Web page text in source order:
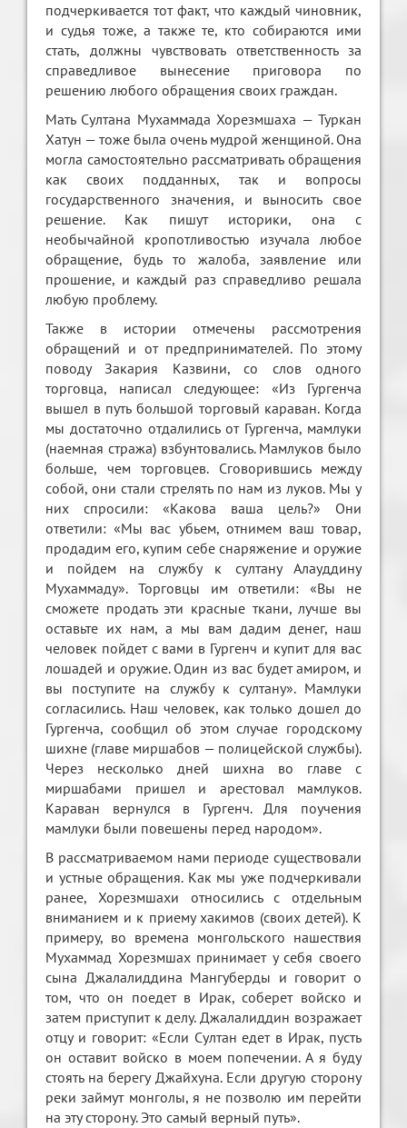
подчеркивается тот факт, что каждый чиновник,
и судья тоже, а также те, кто собираются ими
стать, должны чувствовать ответственность за
справедливое вынесение приговора по
решению любого обращения своих граждан.
Мать Султана Мухаммада Хорезмшаха — Туркан
Хатун — тоже была очень мудрой женщиной. Она
могла самостоятельно рассматривать обращения
как своих подданных, так и вопросы
государственного значения, и выносить свое
решение. Как пишут историки, она с
необычайной кропотливостью изучала любое
обращение, будь то жалоба, заявление или
прошение, и каждый раз справедливо решала
любую проблему.
Также в истории отмечены рассмотрения
обращений и от предпринимателей. По этому
поводу Закария Казвини, со слов одного
торговца, написал следующее: «Из Гургенча
вышел в путь большой торговый караван. Когда
мы достаточно отдалились от Гургенча, мамлуки
(наемная стража) взбунтовались. Мамлуков было
больше, чем торговцев. Сговорившись между
собой, они стали стрелять по нам из луков. Мы у
них спросили: «Какова ваша цель?» Они
ответили: «Мы вас убьем, отнимем ваш товар,
продадим его, купим себе снаряжение и оружие
и пойдем на службу к султану Алауддину
Мухаммаду». Торговцы им ответили: «Вы не
сможете продать эти красные ткани, лучше вы
оставьте их нам, а мы вам дадим денег, наш
человек пойдет с вами в Гургенч и купит для вас
лошадей и оружие. Один из вас будет амиром, и
вы поступите на службу к султану». Мамлуки
согласились. Наш человек, как только дошел до
Гургенча, сообщил об этом случае городскому
шихне (главе миршабов — полицейской службы).
Через несколько дней шихна во главе с
миршабами пришел и арестовал мамлуков.
Караван вернулся в Гургенч. Для поучения
мамлуки были повешены перед народом».
В рассматриваемом нами периоде существовали
и устные обращения. Как мы уже подчеркивали
ранее, Хорезмшахи относились с отдельным
вниманием и к приему хакимов (своих детей). К
примеру, во времена монгольского нашествия
Мухаммад Хорезмшах принимает у себя своего
сына Джалалиддина Мангуберды и говорит о
том, что он поедет в Ирак, соберет войско и
затем приступит к делу. Джалалиддин возражает
отцу и говорит: «Если Султан едет в Ирак, пусть
он оставит войско в моем попечении. А я буду
стоять на берегу Джайхуна. Если другую сторону
реки займут монголы, я не позволю им перейти
на эту сторону. Это самый верный путь».